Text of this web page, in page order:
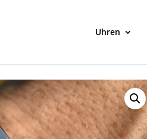
Uhren